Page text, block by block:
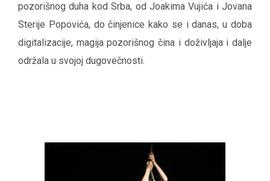
pozorišnog duha kod Srba, od Joakima Vujića i Jovana
Sterije Popovića, do činjenice kako se i danas, u doba
digitalizacije, magija pozorišnog čina i doživljaja i dalje
održala u svojoj dugovečnosti.